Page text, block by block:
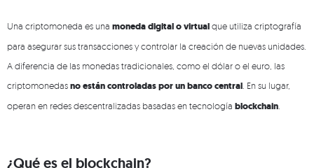
Una criptomoneda es una moneda digital o virtualque utiliza criptografía
para asegurar sus transacciones y controlar la creación de nuevas unidades.
A diferencia de las monedas tradicionales, como el dólar o el euro, las
criptomonedasno están controladas por un banco central. En su lugar,
operan en redes descentralizadas basadas en tecnología blockchain.
¿Qué es el blockchain?